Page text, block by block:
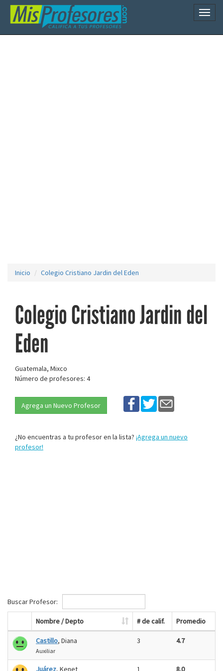
Inicio Colegio Cristiano Jardin del Eden
Colegio Cristiano Jardin del
Eden
Guatemala, Mixco
Número de profesores: 4
Agrega un Nuevo Profesor
¿No encuentras a tu profesor en la lista? ¡Agrega un nuevo
profesor!
Buscar Profesor:
Nombre / Depto # de calif. Promedio
Castillo, Diana
Auxiliar
3 4.7
Juárez, Kenet 1 8.0